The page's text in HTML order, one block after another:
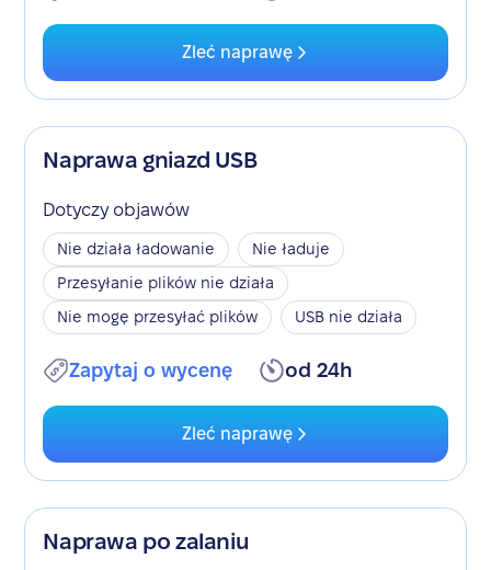
Zleć naprawę
Naprawa gniazd USB
Dotyczy objawów
Nie działa ładowanie
Nie ładuje
Przesyłanie plików nie działa
Nie mogę przesyłać plików
USB nie działa
Zapytaj o wycenę od 24h
Zleć naprawę
Naprawa po zalaniu